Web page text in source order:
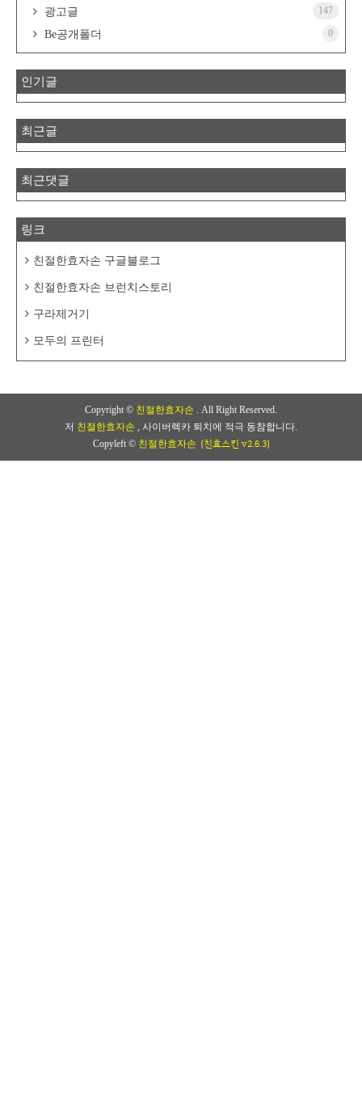
광고글 147
Be공개폴더 0
인기글
최근글
최근댓글
링크
친절한효자손 구글블로그
친절한효자손 브런치스토리
구라제거기
모두의 프린터
Copyright © 친절한효자손
. All Right Reserved.
저 친절한효자손
, 사이버렉카 퇴치에 적극 동참합니다.
Copyleft © 친절한효자손 (친효스킨 v2.6.3)